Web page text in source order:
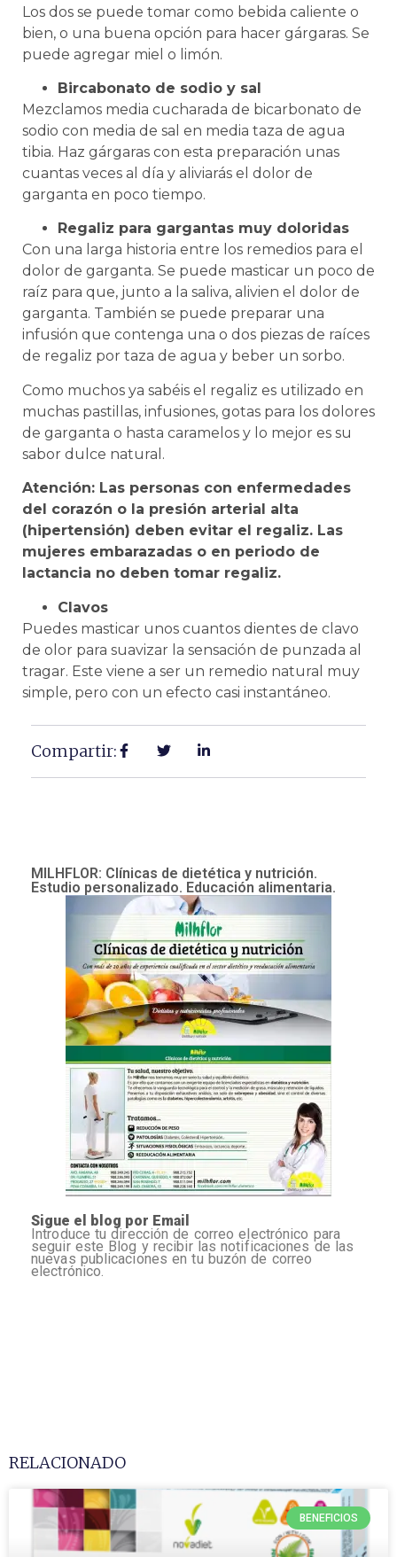
Los dos se puede tomar como bebida caliente o
bien, o una buena opción para hacer gárgaras. Se
puede agregar miel o limón.
Bircabonato de sodio y sal
Mezclamos media cucharada de bicarbonato de
sodio con media de sal en media taza de agua
tibia. Haz gárgaras con esta preparación unas
cuantas veces al día y aliviarás el dolor de
garganta en poco tiempo.
Regaliz para gargantas muy doloridas
Con una larga historia entre los remedios para el
dolor de garganta. Se puede masticar un poco de
raíz para que, junto a la saliva, alivien el dolor de
garganta. También se puede preparar una
infusión que contenga una o dos piezas de raíces
de regaliz por taza de agua y beber un sorbo.
Como muchos ya sabéis el regaliz es utilizado en
muchas pastillas, infusiones, gotas para los dolores
de garganta o hasta caramelos y lo mejor es su
sabor dulce natural.
Atención: Las personas con enfermedades
del corazón o la presión arterial alta
(hipertensión) deben evitar el regaliz. Las
mujeres embarazadas o en periodo de
lactancia no deben tomar regaliz.
Clavos
Puedes masticar unos cuantos dientes de clavo
de olor para suavizar la sensación de punzada al
tragar. Este viene a ser un remedio natural muy
simple, pero con un efecto casi instantáneo.
Compartir:
MILHFLOR: Clínicas de dietética y nutrición.
Estudio personalizado. Educación alimentaria.
Sigue el blog por Email
Introduce tu dirección de correo electrónico para
seguir este Blog y recibir las notificaciones de las
nuevas publicaciones en tu buzón de correo
electrónico.
RELACIONADO
BENEFICIOS